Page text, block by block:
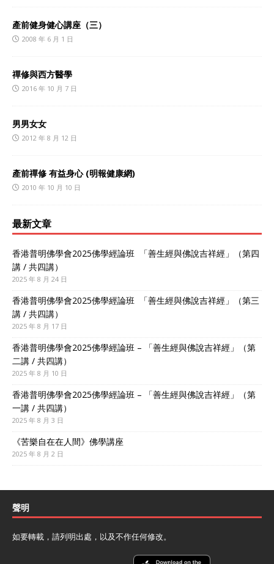
產前健身健心講座（三）
2008 年 6 月 1 日
禪修與西方醫學
2016 年 10 月 7 日
男男女女
2012 年 8 月 12 日
產前禪修 有益身心 (明報健康網)
2010 年 10 月 10 日
最新文章
香港普明佛學會2025佛學經論班 「善生經與佛說吉祥經」（第四
講 / 共四講）
2025 年 8 月 24 日
香港普明佛學會2025佛學經論班 「善生經與佛說吉祥經」（第三
講 / 共四講）
2025 年 8 月 17 日
香港普明佛學會2025佛學經論班 – 「善生經與佛說吉祥經」（第
二講 / 共四講）
2025 年 8 月 10 日
香港普明佛學會2025佛學經論班 – 「善生經與佛說吉祥經」（第
一講 / 共四講）
2025 年 8 月 3 日
《苦樂自在在人間》佛學講座
2025 年 8 月 2 日
聲明
如要轉載，請列明出處，以及不作任何修改。